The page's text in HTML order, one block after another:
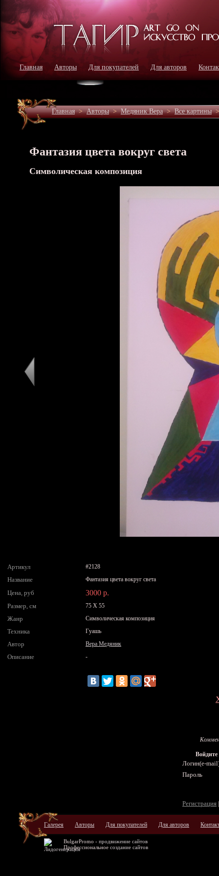
Главная Авторы Для покупателей Для авторов
Главная>Авторы>Медяник Вера>Все картины
Фантазия цвета вокруг света
Символическая композиция
Артикул #2128
Название Фантазия цвета вокруг света
Цена, руб 3000 р.
Размер, см 75 X 55
Жанр Символическая композиция
Техника Гуашь
Автор Вера Медяник
Описание -
Логин(e-
Пароль
Регистрация
Галерея Авторы Для покупателей Для авторов
BulgarPromo - продвижение сайтов
Профессиональное создание сайтов